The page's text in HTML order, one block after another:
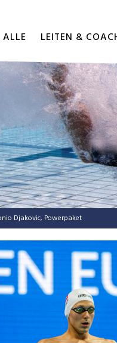
ALLE LEITEN &
Dja­ko­vic, Powerpaket